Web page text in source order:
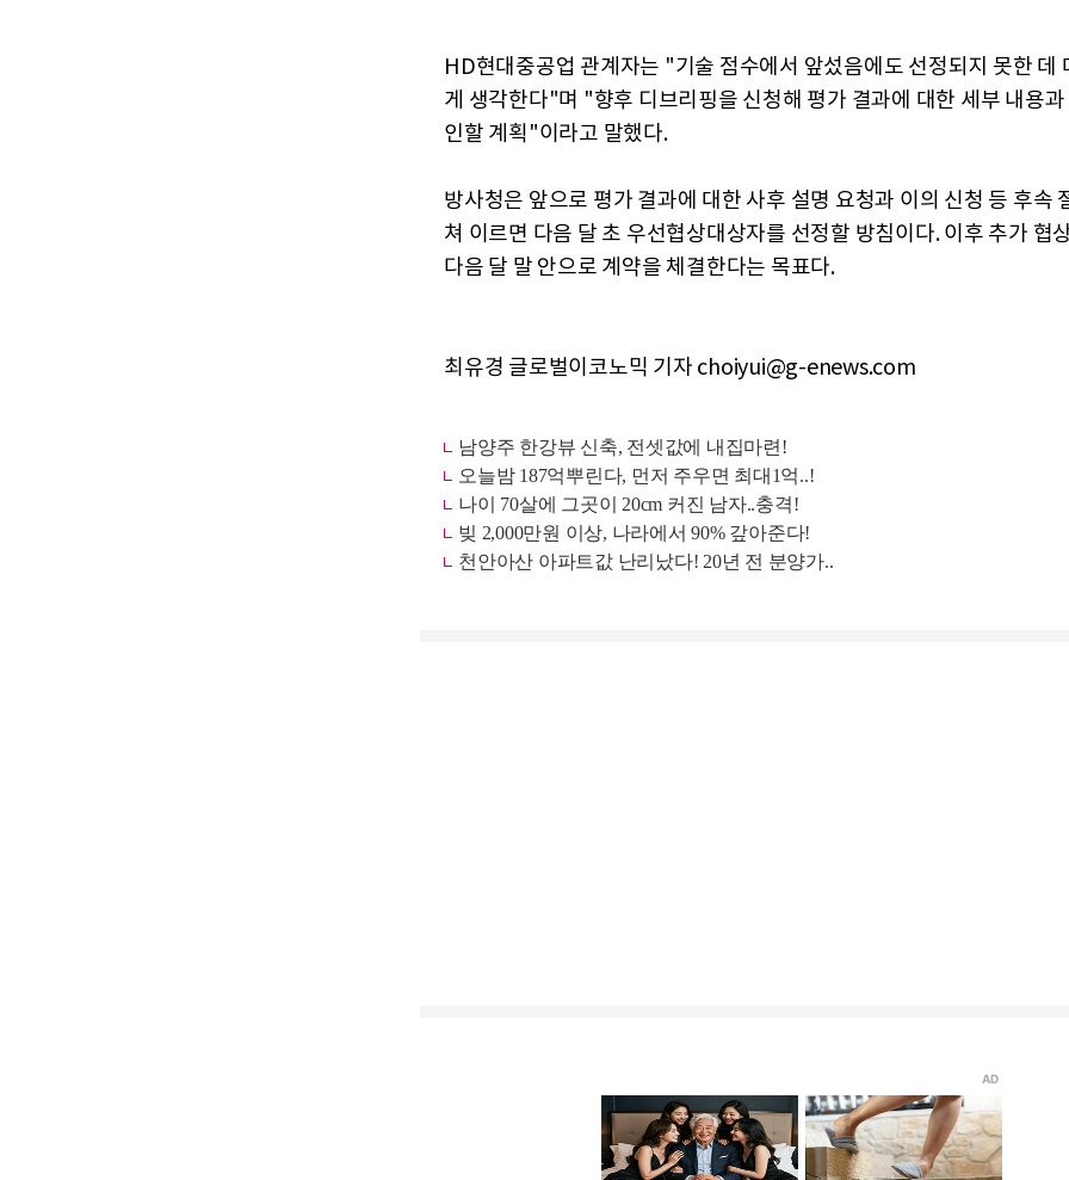
HD현대중공업 관계자는 "기술 점수에서 앞섰음에도 선정되지 못한 데
게 생각한다"며 "향후 디브리핑을 신청해 평가 결과에 대한 세부 내용과
인할 계획"이라고 말했다.
방사청은 앞으로 평가 결과에 대한 사후 설명 요청과 이의 신청 등 후속
쳐 이르면 다음 달 초 우선협상대상자를 선정할 방침이다. 이후 추가 협
다음 달 말 안으로 계약을 체결한다는 목표다.
최유경 글로벌이코노믹 기자 choiyui@g-enews.com